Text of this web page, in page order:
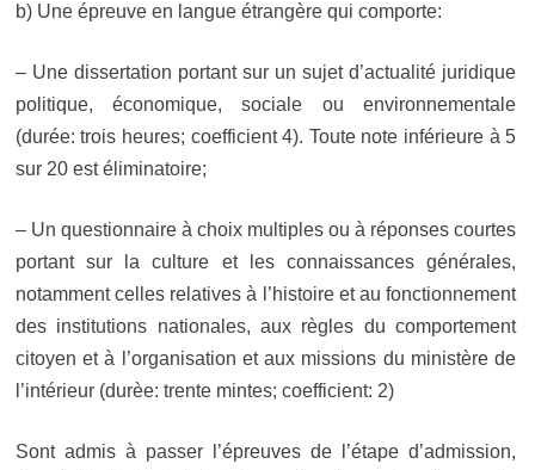
b) Une épreuve en langue étrangère qui comporte:
– Une dissertation portant sur un sujet d’actualité juridique
politique, économique, sociale ou environnementale
(durée: trois heures; coefficient 4). Toute note inférieure à 5
sur 20 est éliminatoire;
– Un questionnaire à choix multiples ou à réponses courtes
portant sur la culture et les connaissances générales,
notamment celles relatives à l’histoire et au fonctionnement
des institutions nationales, aux règles du comportement
citoyen et à l’organisation et aux missions du ministère de
l’intérieur (durèe: trente mintes; coefficient: 2)
Sont admis à passer l’épreuves de l’étape d’admission,